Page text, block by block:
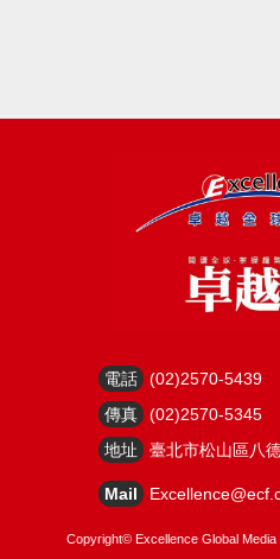
電話
(02)2570-5439
傳真
(02)2570-5345
地址
臺北市松山區八
Mail
Copyright©Excellence Global Media